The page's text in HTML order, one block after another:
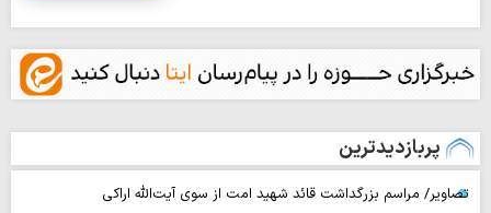
پربازدیدترین
تصاویر/ مراسم بزرگداشت قائد شهید امت از سوی آیت‌الله اراکی